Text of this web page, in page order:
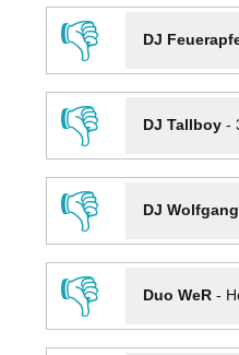
👎
DJ
👎
DJ Tallboy-
👎
DJ
👎
Duo WeR-